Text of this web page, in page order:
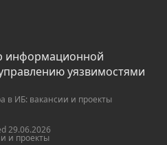
информационной
уязвимостями
в ИБ: вакансии и проекты
и проекты
29.06.2026